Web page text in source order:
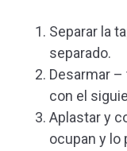
Separar la
separado.
Desarmar
con el
Aplastar y
ocupan y lo